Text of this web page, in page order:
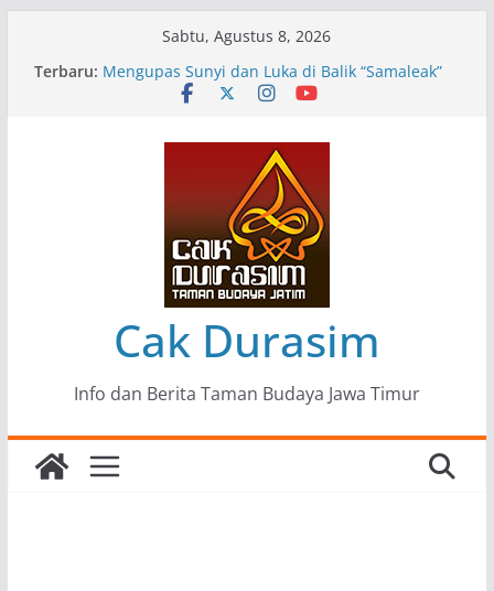
Sabtu, Agustus 8, 2026
Terbaru: Pameran Lukisan Komunitas Patria Seni Rupa
Kota Blitar : Ketika “Bergerak” Menjadi Mantra
Mengupas Sunyi dan Luka di Balik “Samaleak”
Menjaga Marwah Seni dan Budaya: Catatan
Kunjungan Kerja Ir. Bambang Haryo Soekartono
(BHS) Anggota DPR RI ke Taman Budaya Jawa
Pameran Tunggal 35 Karya Agus Koecink
“Tumbang Tambang”, Ungkapan Kritis Tentang
Derita Pekerja Pertambangan
Cak Durasim
Info dan Berita Taman Budaya Jawa Timur